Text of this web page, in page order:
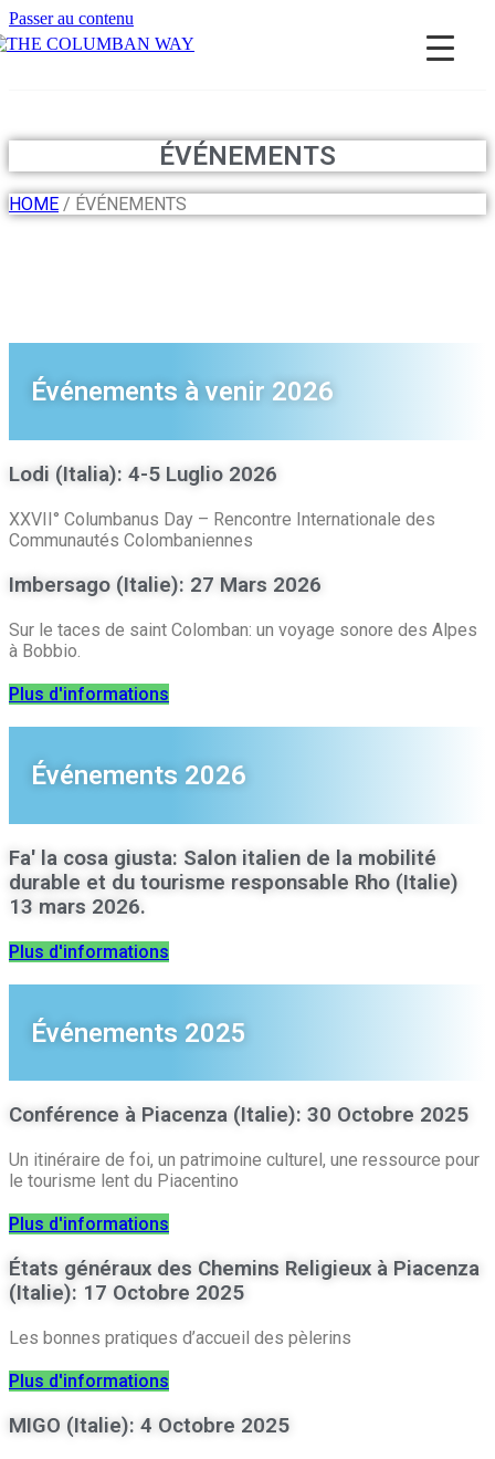
Passer au contenu
ÉVÉNEMENTS
HOME / ÉVÉNEMENTS
Événements à venir 2026
Lodi (Italia): 4-5 Luglio 2026
XXVII° Columbanus Day – Rencontre Internationale des
Communautés Colombaniennes
Imbersago (Italie): 27 Mars 2026
Sur le taces de saint Colomban: un voyage sonore des Alpes
à Bobbio.
Plus d'informations
Événements 2026
Fa' la cosa giusta: Salon italien de la mobilité
durable et du tourisme responsable Rho (Italie)
13 mars 2026.
Plus d'informations
Événements 2025
Conférence à Piacenza (Italie): 30 Octobre 2025
Un itinéraire de foi, un patrimoine culturel, une ressource pour
le tourisme lent du Piacentino
Plus d'informations
États généraux des Chemins Religieux à Piacenza
(Italie): 17 Octobre 2025
Les bonnes pratiques d’accueil des pèlerins
Plus d'informations
MIGO (Italie): 4 Octobre 2025